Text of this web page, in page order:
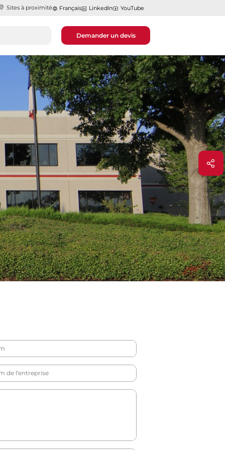
Sites à proximité Français LinkedIn YouTube
Demander un devis